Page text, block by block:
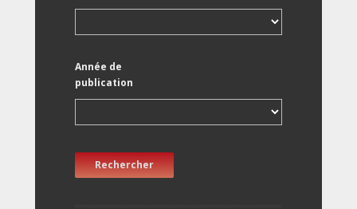
Année de
publication
Rechercher